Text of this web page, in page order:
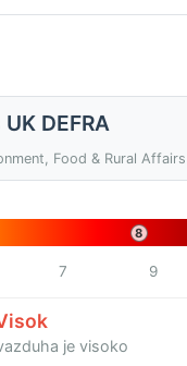
DEFRA
Food & Rural Affairs
8
7 9
je visoko